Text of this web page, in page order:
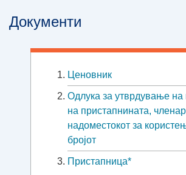
Документи
Ценовник
Oдлука за утврдување на
на пристапнината,
надоместокот за
бројот
Пристапница*